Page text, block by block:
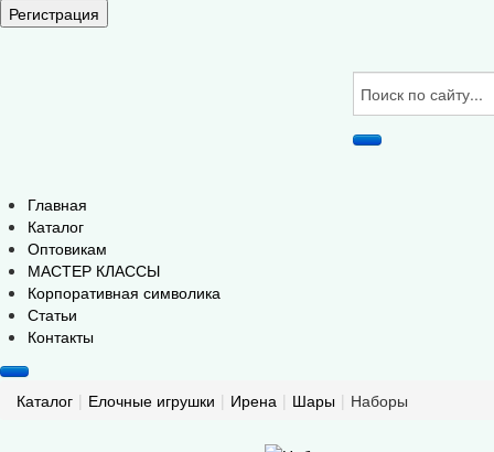
Регистрация
Главная
Каталог
Оптовикам
МАСТЕР КЛАССЫ
Корпоративная символика
Статьи
Контакты
Каталог | Елочные игрушки | Ирена | Шары | Наборы